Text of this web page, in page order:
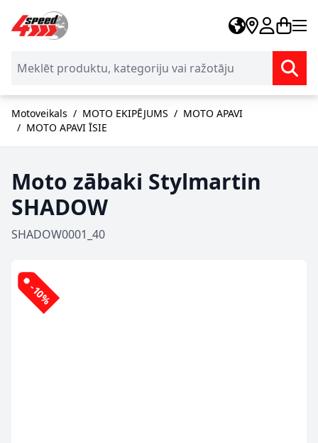
Skip to Content
Motoveikals / MOTO EKIPĒJUMS / MOTO APAVI
/ MOTO APAVI ĪSIE
Moto zābaki Stylmartin
SHADOW
SHADOW0001_40
-10%